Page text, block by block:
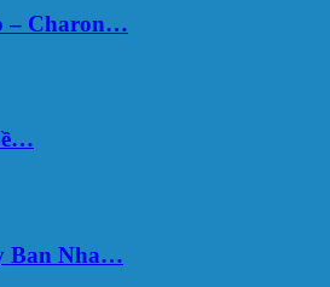
– Charon…
Ban Nha…